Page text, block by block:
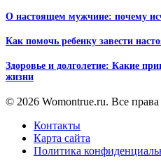
О настоящем мужчине: почему
Как помочь ребенку завести
Здоровье и долголетие: Какие
жизни
© 2026 Womontrue.ru. Все
Контакты
Карта сайта
Политика